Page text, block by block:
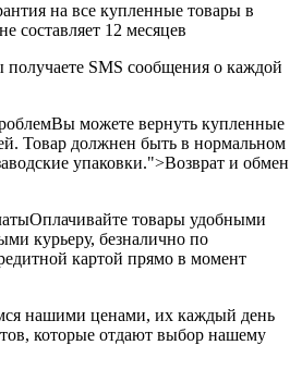
на все купленные товары в
составляет 12 месяцев
SMS сообщения о каждой
Вы можете вернуть купленные
Товар должнен быть в нормальном
упаковки.">Возврат и обмен
Оплачивайте товары удобными
курьеру, безналично по
картой прямо в момент
нашими ценами, их каждый день
которые отдают выбор нашему